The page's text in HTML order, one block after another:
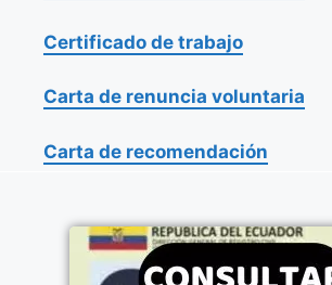
Certificado de trabajo
Carta de renuncia voluntaria
Carta de recomendación